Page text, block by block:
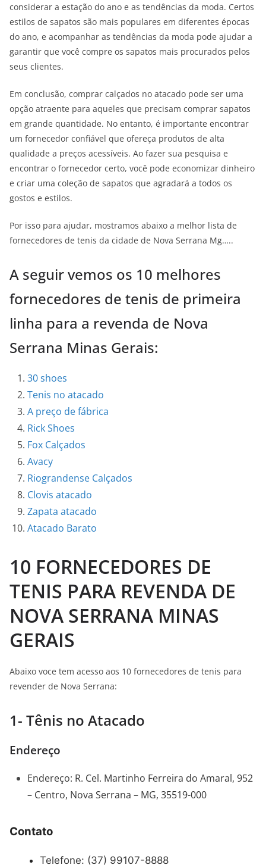
considerar a estação do ano e as tendências da moda. Certos
estilos de sapatos são mais populares em diferentes épocas
do ano, e acompanhar as tendências da moda pode ajudar a
garantir que você compre os sapatos mais procurados pelos
seus clientes.
Em conclusão, comprar calçados no atacado pode ser uma
opção atraente para aqueles que precisam comprar sapatos
em grande quantidade. No entanto, é importante encontrar
um fornecedor confiável que ofereça produtos de alta
qualidade a preços acessíveis. Ao fazer sua pesquisa e
encontrar o fornecedor certo, você pode economizar dinheiro
e criar uma coleção de sapatos que agradará a todos os
gostos e estilos.
Por isso para ajudar, mostramos abaixo a melhor lista de
fornecedores de tenis da cidade de Nova Serrana Mg…..
A seguir vemos os 10 melhores
fornecedores de tenis de primeira
linha para a revenda de Nova
Serrana Minas Gerais:
30 shoes
Tenis no atacado
A preço de fábrica
Rick Shoes
Fox Calçados
Avacy
Riograndense Calçados
Clovis atacado
Zapata atacado
Atacado Barato
10 FORNECEDORES DE
TENIS PARA REVENDA DE
NOVA SERRANA MINAS
GERAIS
Abaixo voce tem acesso aos 10 fornecedores de tenis para
revender de Nova Serrana:
1- Tênis no Atacado
Endereço
Endereço: R. Cel. Martinho Ferreira do Amaral, 952
– Centro, Nova Serrana – MG, 35519-000
Contato
Telefone: (37) 99107-8888